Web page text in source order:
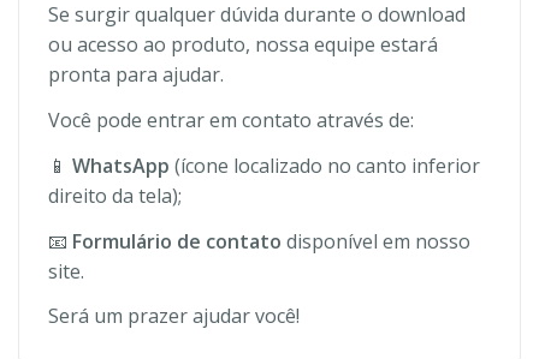
Se surgir qualquer dúvida durante o download
ou acesso ao produto, nossa equipe estará
pronta para ajudar.
Você pode entrar em contato através de:
📱 WhatsApp (ícone localizado no canto inferior
direito da tela);
📧 Formulário de contato disponível em nosso
site.
Será um prazer ajudar você!